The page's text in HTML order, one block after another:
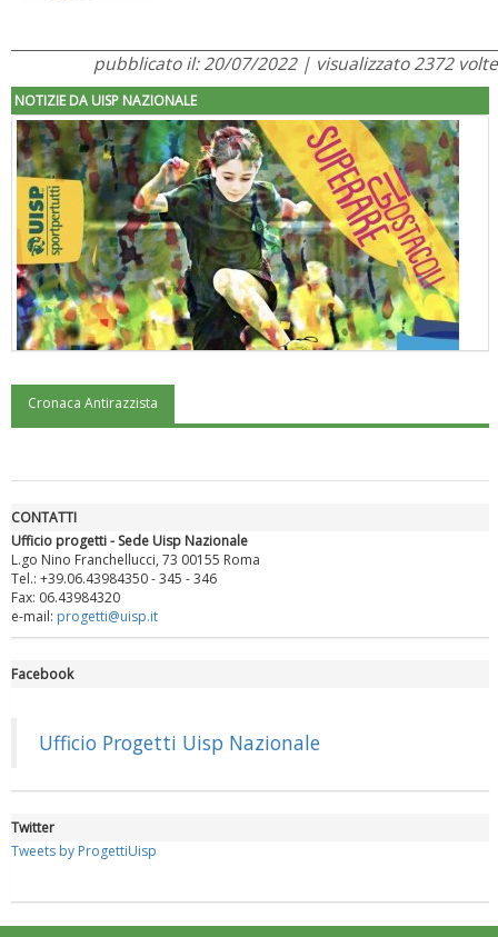
pubblicato il: 20/07/2022 | visualizzato 2372 volte
NOTIZIE DA UISP NAZIONALE
"Superare gli ostacoli": la relazione di Tiziano Pesce al CN Uisp
rivoluzioni"
Cronaca Antirazzista
CONTATTI
Ufficio progetti - Sede Uisp Nazionale
L.go Nino Franchellucci, 73 00155 Roma
Tel.: +39.06.43984350 - 345 - 346
Fax: 06.43984320
e-mail: progetti@uisp.it
Facebook
Ufficio Progetti Uisp Nazionale
Twitter
Tweets by ProgettiUisp